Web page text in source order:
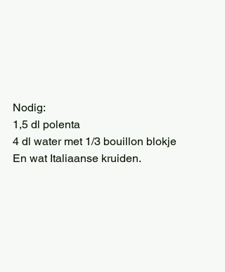
Nodig:
1,5 dl polenta
4 dl water met 1/3 bouillon blokje
En wat Italiaanse kruiden.